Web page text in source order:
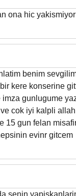
ona hic
benim
kere konserine
gunlugume
cok iyi kalpli
15 gun felan
evinr gitcem
senin